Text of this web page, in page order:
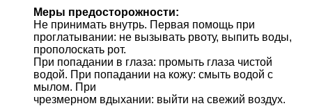
Меры предосторожности:
Не принимать внутрь. Первая помощь при
проглатывании: не вызывать рвоту, выпить воды,
прополоскать рот.
При попадании в глаза: промыть глаза чистой
водой. При попадании на кожу: смыть водой с
мылом. При
чрезмерном вдыхании: выйти на свежий воздух.